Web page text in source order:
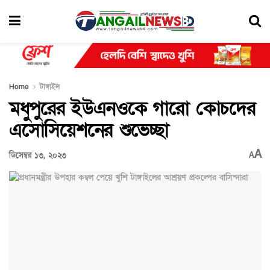
Home টাঙ্গাইল
মধুপুরের ইউএনওকে গারো কোচদের
এসোসিয়েশনের শুভেচ্ছা
ডিসেম্বর ১৩, ২০২৩ AA